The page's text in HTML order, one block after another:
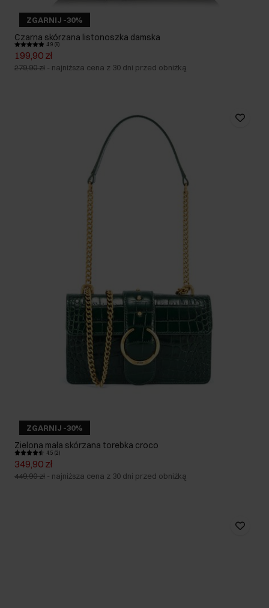
ZGARNIJ -30%
Czarna skórzana listonoszka damska
4.9 (9)
199,90 zł
279,90 zł - najniższa cena z 30 dni przed obniżką
ZGARNIJ -30%
Zielona mała skórzana torebka croco
4.5 (2)
349,90 zł
449,90 zł - najniższa cena z 30 dni przed obniżką